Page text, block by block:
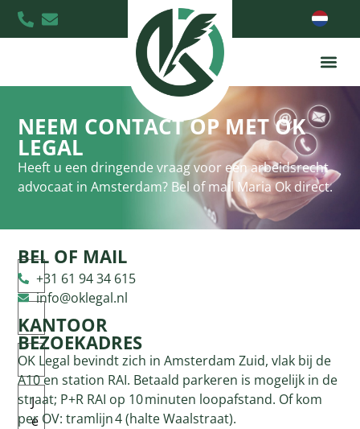
NEEM CONTACT OP MET OK
LEGAL
Heeft u een dringende vraag voor een arbeidsrecht
advocaat in Amsterdam? Bel of mail Maria Ok direct.
Naam (Vereist)
E-
mailadres(Vereist)
Telefoon
Bericht(Vereist)
BEL OF MAIL
+31 61 94 34 615
info@oklegal.nl
KANTOOR
BEZOEKADRES
OK Legal bevindt zich in Amsterdam Zuid, vlak bij de
A10 en station RAI. Betaald parkeren is mogelijk in de
straat; P+R RAI op 10 minuten loopafstand. Of kom
per OV: tramlijn 4 (halte Waalstraat).